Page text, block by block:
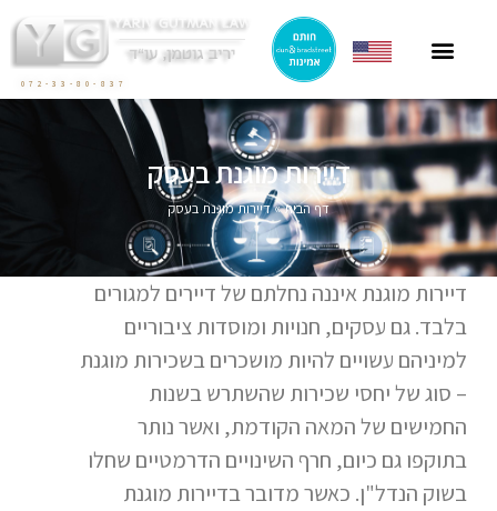
072-33-80-837
דיירות מוגנת בעסק
דף הבית»דיירות מוגנת בעסק
דיירות מוגנת איננה נחלתם של דיירים למגורים
בלבד. גם עסקים, חנויות ומוסדות ציבוריים
למיניהם עשויים להיות מושכרים בשכירות מוגנת
– סוג של יחסי שכירות שהשתרש בשנות
החמישים של המאה הקודמת, ואשר נותר
בתוקפו גם כיום, חרף השינויים הדרמטיים שחלו
בשוק הנדל"ן. כאשר מדובר בדיירות מוגנת